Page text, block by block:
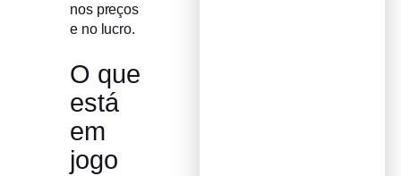
nos preços
e no lucro.
O que
está
em
jogo